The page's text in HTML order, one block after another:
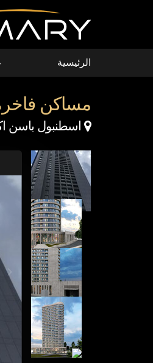
الرئيسية
مساكن
Map Marker
اسطنبول باسن